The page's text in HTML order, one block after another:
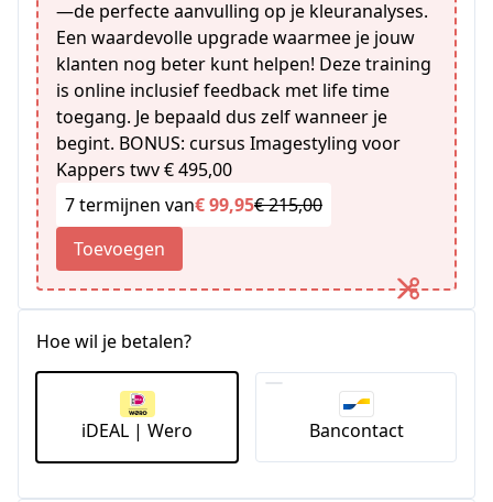
—de perfecte aanvulling op je kleuranalyses.
Een waardevolle upgrade waarmee je jouw
klanten nog beter kunt helpen! Deze training
is online inclusief feedback met life time
toegang. Je bepaald dus zelf wanneer je
begint. BONUS: cursus Imagestyling voor
Kappers twv € 495,00
7 termijnen van€ 99,95€ 215,00
Toevoegen
Hoe wil je betalen?
iDEAL | Wero Bancontact